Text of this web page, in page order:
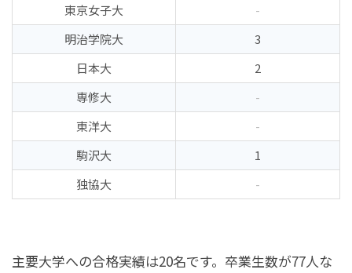
東京女子大
-
明治学院大
3
日本大
2
専修大
-
東洋大
-
駒沢大
1
独協大
-
主要大学への合格実績は20名です。卒業生数が77人な